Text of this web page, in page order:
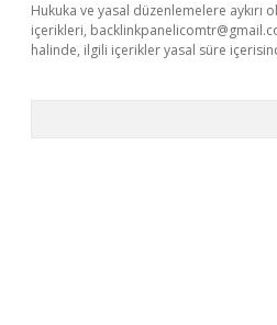
Hukuka ve yasal düzenlemelere aykırı
içerikleri,
halinde, ilgili içerikler yasal süre